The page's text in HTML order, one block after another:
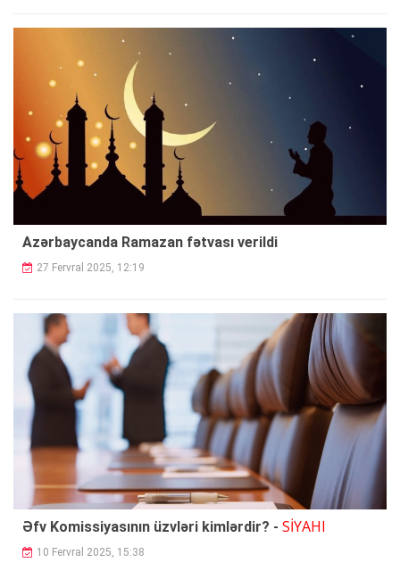
Azərbaycanda Ramazan fətvası verildi
27 Fervral 2025, 12:19
Əfv Komissiyasının üzvləri kimlərdir? - SİYAHI
10 Fervral 2025, 15:38